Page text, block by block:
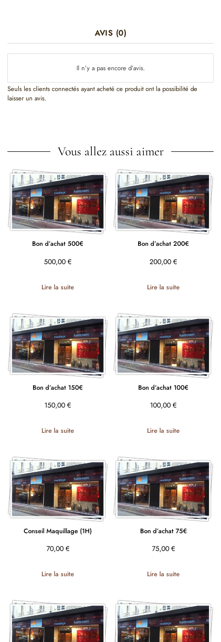
AVIS (0)
Il n’y a pas encore d’avis.
Seuls les clients connectés ayant acheté ce produit ont la possibilité de
laisser un avis.
Vous allez aussi aimer
Bon d’achat 500€
500,00 €
Lire la suite
Bon d’achat 200€
200,00 €
Lire la suite
Bon d’achat 150€
150,00 €
Lire la suite
Bon d’achat 100€
100,00 €
Lire la suite
Conseil Maquillage (1H)
70,00 €
Lire la suite
Bon d’achat 75€
75,00 €
Lire la suite